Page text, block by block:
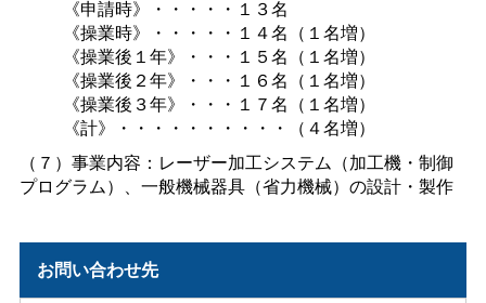
《申請時》・・・・・１３名
《操業時》・・・・・１４名（１名増）
《操業後１年》・・・１５名（１名増）
《操業後２年》・・・１６名（１名増）
《操業後３年》・・・１７名（１名増）
《計》・・・・・・・・・・（４名増）
（７）事業内容：レーザー加工システム（加工機・制御
プログラム）、一般機械器具（省力機械）の設計・製作
お問い合わせ先